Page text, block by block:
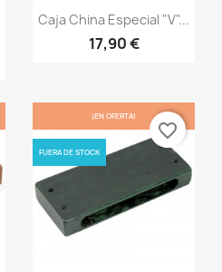
Vista rápida
Caja China Especial "V"...
17,90 €
¡EN OFERTA!
FUERA DE STOCK
favorite_border